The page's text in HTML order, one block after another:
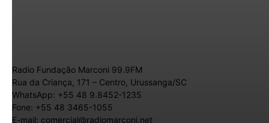
Radio Fundação Marconi 99.9FM
Rua da Criança, 171 – Centro, Urussanga/SC
WhatsApp: +55 48 9.8452-1235
Fone: +55 48 3465-1055
E-mail: comercial@radiomarconi.net